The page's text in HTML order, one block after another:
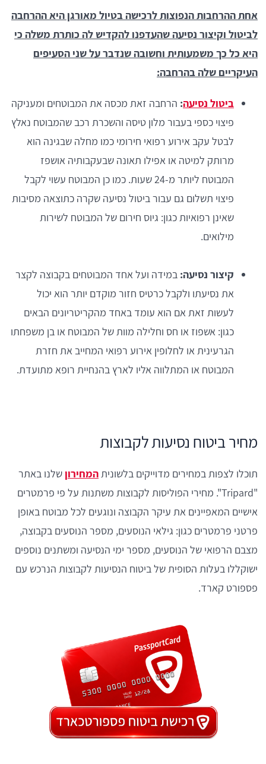
אחת ההרחבות הנפוצות לרכישה בטיול מאורגן היא ההרחבה
לביטול וקיצור נסיעה שהעדפנו להקדיש לה כותרת משלה כי
היא כל כך משמעותית וחשובה שנדבר על שני הסעיפים
העיקריים שלה בהרחבה:
ביטול נסיעה: הרחבה זאת מכסה את המבוטחים ומעניקה
פיצוי כספי בעבור מלון טיסה והשכרת רכב שהמבוטח נאלץ
לבטל עקב אירוע רפואי חירומי כמו מחלה שבגינה הוא
מרותק למיטה או אפילו תאונה שבעקבותיה אושפז
המבוטח ליותר מ-24 שעות. כמו כן המבוטח עשוי לקבל
פיצוי תשלום גם עבור ביטול נסיעה שקרה כתוצאה מסיבות
שאינן רפואיות כגון: גיוס חירום של המבוטח לשירות
מילואים.
קיצור נסיעה: במידה ועל אחד המבוטחים בקבוצה לקצר
את נסיעתו ולקבל כרטיס חזור מוקדם יותר הוא יכול
לעשות זאת אם הוא עומד באחד מהקריטריונים הבאים
כגון: אשפוז או חס וחלילה מוות של המבוטח או בן משפחתו
הגרעינית או לחלופין אירוע רפואי המחייב את חזרת
המבוטח או המתלווה אליו לארץ בהנחיית רופא מתועדת.
מחיר ביטוח נסיעות לקבוצות
תוכלו לצפות במחירים מדוייקים בלשוניתהמחירון שלנו באתר
"Tripard". מחירי הפוליסות לקבוצות משתנות על פי פרמטרים
אישיים המאפיינים את עיקר הקבוצה ונוגעים לכל מבוטח באופן
פרטני פרמטרים כגון: גילאי הנוסעים, מספר הנוסעים בקבוצה,
מצבם הרפואי של הנוסעים, מספר ימי הנסיעה ומשתנים נוספים
ישוקללו בעלות הסופית של ביטוח הנסיעות לקבוצות הנרכש עם
פספורט קארד.